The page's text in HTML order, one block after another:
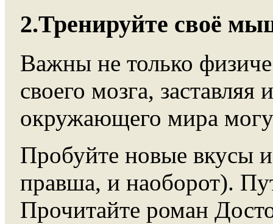
2.Тренируйте своё
Важны не только
своего мозга,
окружающего мира
Пробуйте новые вкусы
правша, и наоборот).
Прочитайте роман